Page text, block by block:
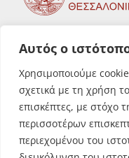
Αυτός ο
Χρησιμοποιούμε
σχετικά με τη χρήση
επισκέπτες, με στόχο
περισσοτέρων
περιεχομένου του